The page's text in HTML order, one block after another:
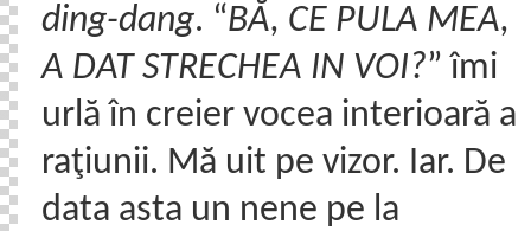
ding-dang. “BĂ, CE PULA MEA,
A DAT STRECHEA IN VOI?” îmi
urlă în creier vocea interioară a
raţiunii. Mă uit pe vizor. Iar. De
data asta un nene pe la